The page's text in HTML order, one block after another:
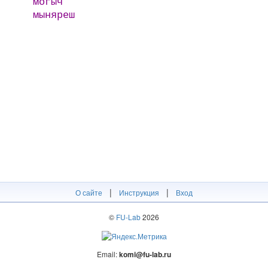
мыняреш
О сайте | Инструкция | Вход
© FU-Lab2026
Email:komi@fu-lab.ru